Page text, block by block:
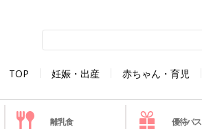
TOP 妊娠・出産 赤ちゃん・育児
離乳食 優待パス